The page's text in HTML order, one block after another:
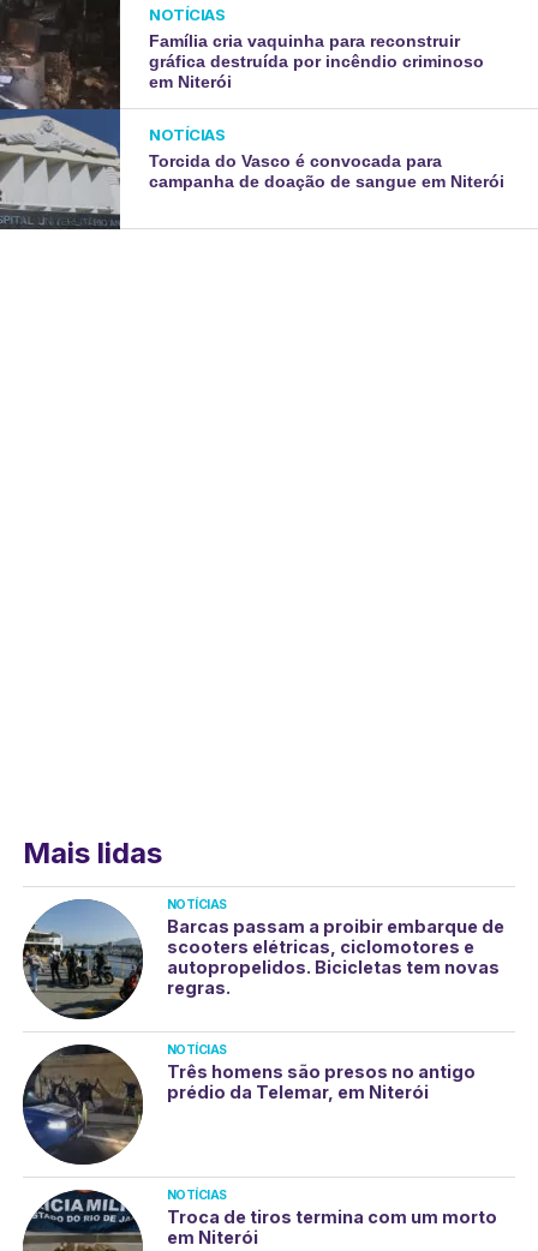
NOTÍCIAS
Família cria vaquinha para reconstruir
gráfica destruída por incêndio criminoso
em Niterói
NOTÍCIAS
Torcida do Vasco é convocada para
campanha de doação de sangue em Niterói
Mais lidas
NOTÍCIAS
Barcas passam a proibir embarque de
scooters elétricas, ciclomotores e
autopropelidos. Bicicletas tem novas
regras.
NOTÍCIAS
Três homens são presos no antigo
prédio da Telemar, em Niterói
NOTÍCIAS
Troca de tiros termina com um morto
em Niterói